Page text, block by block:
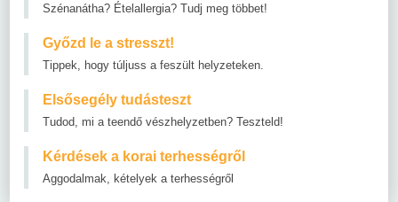
Szénanátha? Ételallergia? Tudj meg többet!
Győzd le a stresszt!
Tippek, hogy túljuss a feszült helyzeteken.
Elsősegély tudásteszt
Tudod, mi a teendő vészhelyzetben? Teszteld!
Kérdések a korai terhességről
Aggodalmak, kételyek a terhességről